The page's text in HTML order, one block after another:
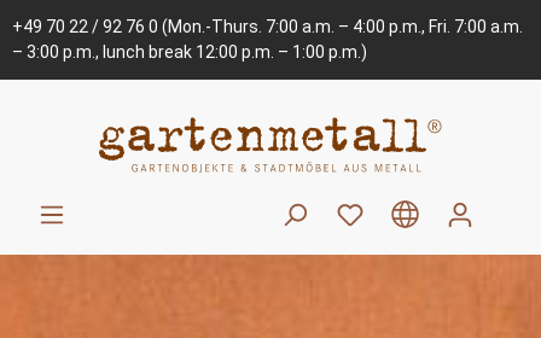
+49 70 22 / 92 76 0 (Mon.-Thurs. 7:00 a.m. – 4:00 p.m., Fri. 7:00 a.m.
– 3:00 p.m., lunch break 12:00 p.m. – 1:00 p.m.)